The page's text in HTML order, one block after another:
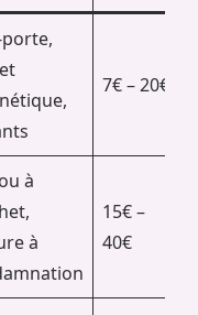
7€ – 20€
à
à
15€ –
40€